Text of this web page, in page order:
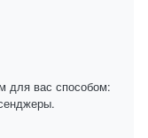
для вас способом: